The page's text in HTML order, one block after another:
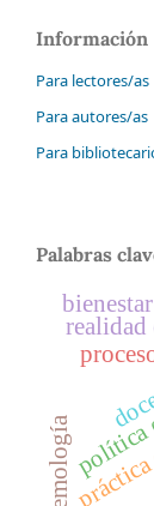
Información
Para lectores/as
Para autores/as
Para
Palabras
realidad